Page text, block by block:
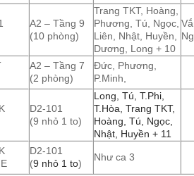
A2 – Tầng 9
(10 phòng)
Trang TKT, Hoàng,
Phương, Tú, Ngọc,
Liên, Nhật, Huyền,
Dương, Long + 10
A2 – Tầng 7
(2 phòng)
Đức, Phương,
P.Minh,
D2-101
(9 nhỏ 1 to)
Long, Tú, T.Phi,
T.Hòa, Trang TKT,
Hoàng, Tú, Ngọc,
Nhật, Huyền + 11
D2-101
(9 nhỏ 1 to)
Như ca 3